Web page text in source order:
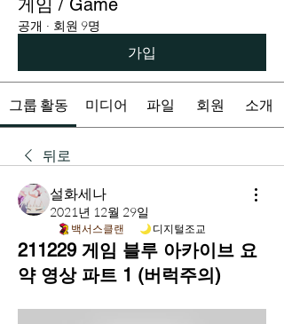
게임 / Game
공개 · 회원 9명
가입
그룹 활동 미디어 파일 회원 소개
뒤로
설화세나
2021년 12월 29일
백서스클랜 디지털조교
211229 게임 블루 아카이브 요
약 영상 파트 1 (버럭주의)